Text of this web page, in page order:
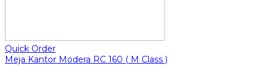
Quick Order
Meja Kantor Modera RC 160 ( M Class )